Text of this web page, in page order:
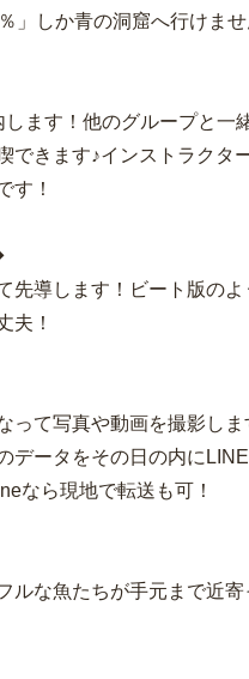
」しか青の洞窟へ行けませ
ます！他のグループと一
できます♪インストラクタ
す！
先導します！ビート版のよ
夫！
って写真や動画を撮影しま
データをその日の内に
なら現地で転送も可！
ルな魚たちが手元まで近